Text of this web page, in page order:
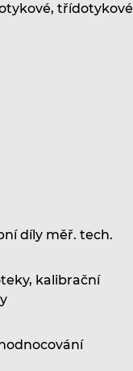
třídotykové
díly měř. tech.
kalibrační